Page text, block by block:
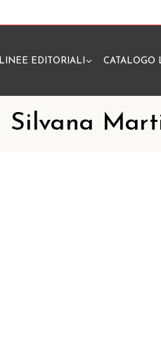
LINEE EDITORIALI CATALOGO
Silvana